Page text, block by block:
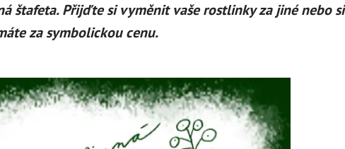
štafeta. Přijďte si vyměnit vaše rostlinky za jiné nebo si
za symbolickou cenu.